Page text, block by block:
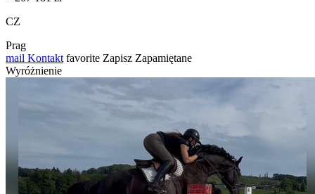
CZ
Prag
mail Kontakt favorite Zapisz Zapamiętane
Wyróżnienie